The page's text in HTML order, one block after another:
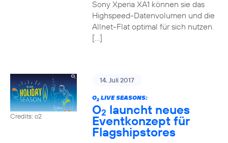
Sony Xperia XA1 können sie das
Highspeed-Datenvolumen und die
Allnet-Flat optimal für sich nutzen.
[…]
Credits: o2
14. Juli 2017
O2LIVE SEASONS:
O2 launcht neues
Eventkonzept für
Flagshipstores